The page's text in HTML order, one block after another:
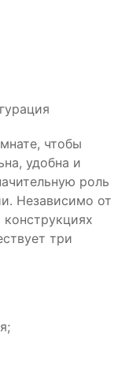
чтобы
удобна и
роль
Независимо от
три